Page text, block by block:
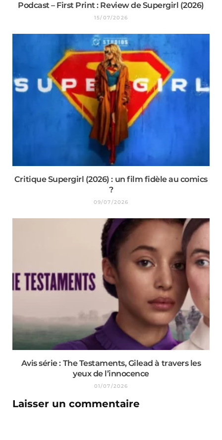
Podcast – First Print : Review de Supergirl (2026)
15/07/2026
Critique Supergirl (2026) : un film fidèle au comics
?
09/07/2026
Avis série : The Testaments, Gilead à travers les
yeux de l’innocence
01/07/2026
Laisser un commentaire